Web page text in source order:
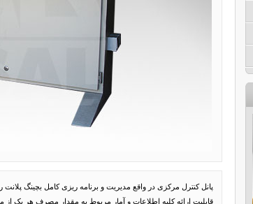
پانل کنترل مرکزی در واقع مدیریت و برنامه ریزی کامل بچینگ
قابلیت ارائه کلیه اطلاعات و آمار مربوط به مقدار مصرف هر یک از